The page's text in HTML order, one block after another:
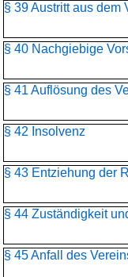
§ 39 Austritt aus dem
§ 40 Nachgiebige
§ 41 Auflösung des
§ 42 Insolvenz
§ 43 Entziehung der
§ 44 Zuständigkeit
§ 45 Anfall des